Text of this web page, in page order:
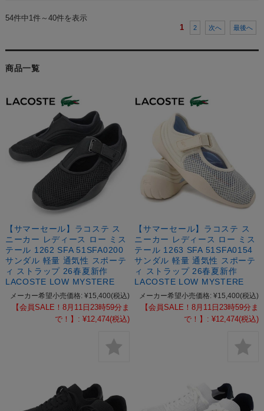
54件中1件～40件を表示
1
2 次へ 最後へ
商品一覧
【サマーセール】ラコステ ス
ニーカー レディース ロー ミス
テール 1262 SFA 51SFA0200
サンダル 軽量 通気性 スポーテ
ィ ストラップ 26春夏新作
LACOSTE LOW MYSTERE
メーカー希望小売価格: ¥15,400(税込)
【会員SALE！8月11日23時59分ま
で！】: ¥12,474(税込)
【サマーセール】ラコステ ス
ニーカー レディース ロー ミス
テール 1263 SFA 51SFA0154
サンダル 軽量 通気性 スポーテ
ィ ストラップ 26春夏新作
LACOSTE LOW MYSTERE
メーカー希望小売価格: ¥15,400(税込)
【会員SALE！8月11日23時59分ま
で！】: ¥12,474(税込)